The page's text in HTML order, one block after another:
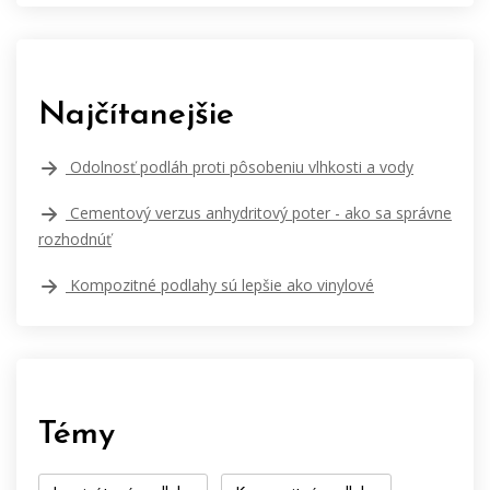
Najčítanejšie
Odolnosť podláh proti pôsobeniu vlhkosti a vody
Cementový verzus anhydritový poter - ako sa správne
rozhodnúť
Kompozitné podlahy sú lepšie ako vinylové
Témy